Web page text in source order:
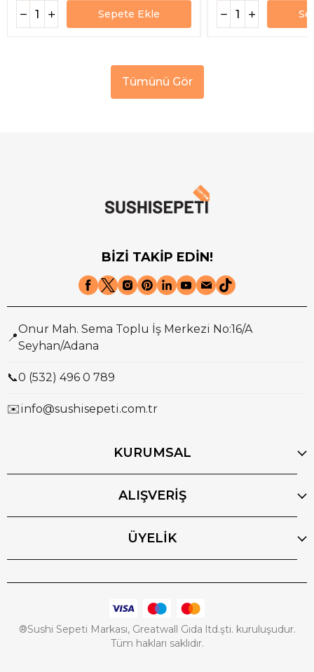
Sepete Ekle
Tümünü Gör
BİZİ TAKİP EDİN!
📍
Onur Mah. Sema Toplu İş Merkezi No:16/A
Seyhan/Adana
📞0 (532) 496 0 789
✉️info@sushisepeti.com.tr
KURUMSAL
ALIŞVERİŞ
ÜYELİK
®Sushi Sepeti Markası, Greatwall Gıda ltd.şti. kuruluşudur.
Tüm hakları saklıdır.